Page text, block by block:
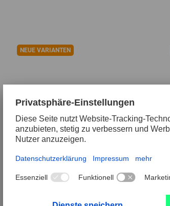
NEUE VARIANTEN
Ersatznadelset ENS-PN
18 HV-127 mm